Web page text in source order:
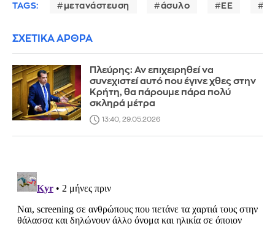
TAGS: μετανάστευση άσυλο ΕΕ
ΣΧΕΤΙΚΑ ΑΡΘΡΑ
Πλεύρης: Αν επιχειρηθεί να
συνεχιστεί αυτό που έγινε χθες στην
Κρήτη, θα πάρουμε πάρα πολύ
σκληρά μέτρα
13:40, 29.05.2026